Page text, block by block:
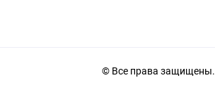
© Все права защищены.